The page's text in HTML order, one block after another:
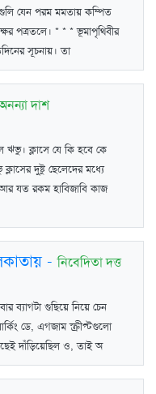
যেন পরম মমতায় কম্পিত
পত্রতলে। * * * ভূমাপৃথিবীর
সূচনায়। তা
দাশ
ক্লাসে যে কি হবে কে
দুষ্টু ছেলেদের মধ্যে
যত রকম হাবিজাবি কাজ
-নিবেদিতা দত্ত
ব্যাগটা গুছিয়ে নিয়ে চেন
ডে, এগজাম স্ক্রীপ্টগুলো
দাঁড়িয়েছিল ও, তাই অ